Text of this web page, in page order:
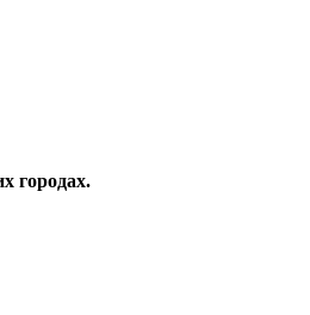
городах.